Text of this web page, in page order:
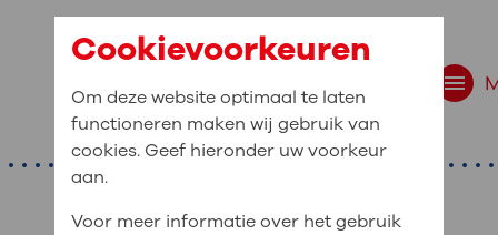
Cookievoorkeuren
Om deze website optimaal te laten
functioneren maken wij gebruik van
cookies. Geef hieronder uw voorkeur
aan.
Voor meer informatie over het gebruik